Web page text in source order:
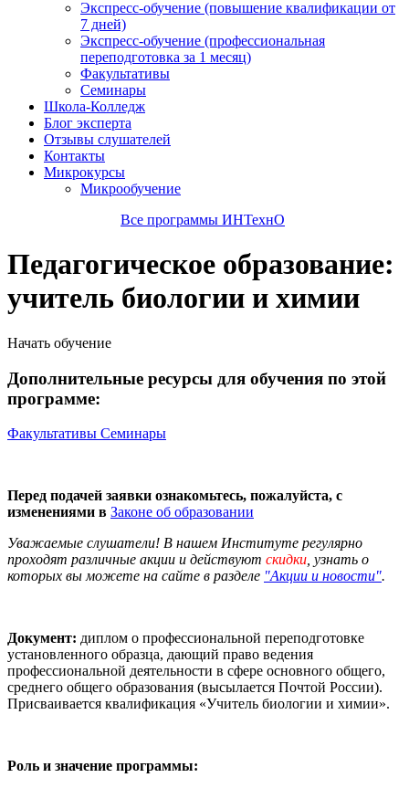
Экспресс-обучение (повышение квалификации от
7 дней)
Экспресс-обучение (профессиональная
переподготовка за 1 месяц)
Факультативы
Семинары
Школа-Колледж
Блог эксперта
Отзывы слушателей
Контакты
Микрокурсы
Микрообучение
Все программы ИНТехнО
Педагогическое образование:
учитель биологии и химии
Начать обучение
Дополнительные ресурсы для обучения по этой
программе:
Факультативы Семинары
Перед подачей заявки ознакомьтесь, пожалуйста, с
изменениями в Законе об образовании
Уважаемые слушатели! В нашем Институте регулярно
проходят различные акции и действуют скидки , узнать о
которых вы можете на сайте в разделе "Акции и новости".
Документ: диплом о профессиональной переподготовке
установленного образца, дающий право ведения
профессиональной деятельности в сфере основного общего,
среднего общего образования (высылается Почтой России).
Присваивается квалификация «Учитель биологии и химии».
Роль и значение программы: